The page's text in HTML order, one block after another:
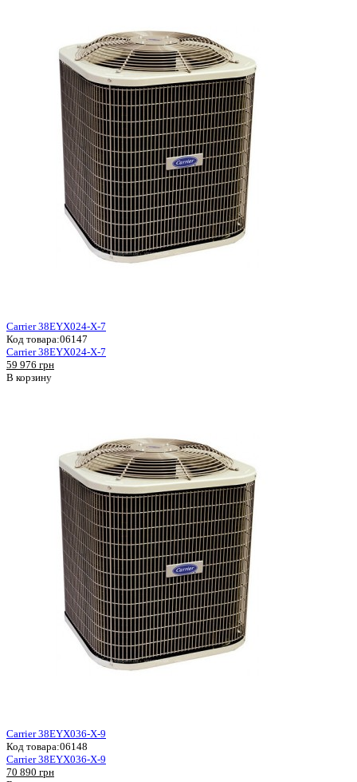
Carrier 38EYX024-X-7
Код товара:06147
Carrier 38EYX024-X-7
59 976 грн
В корзину
Carrier 38EYX036-X-9
Код товара:06148
Carrier 38EYX036-X-9
70 890 грн